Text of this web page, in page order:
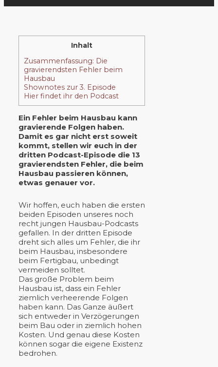
Inhalt
Zusammenfassung: Die
gravierendsten Fehler beim
Hausbau
Shownotes zur 3. Episode
Hier findet ihr den Podcast
Ein Fehler beim Hausbau kann
gravierende Folgen haben.
Damit es gar nicht erst soweit
kommt, stellen wir euch in der
dritten Podcast-Episode die 13
gravierendsten Fehler, die beim
Hausbau passieren können,
etwas genauer vor.
Wir hoffen, euch haben die ersten
beiden Episoden unseres noch
recht jungen Hausbau-Podcasts
gefallen. In der dritten Episode
dreht sich alles um Fehler, die ihr
beim Hausbau, insbesondere
beim Fertigbau, unbedingt
vermeiden solltet.
Das große Problem beim
Hausbau ist, dass ein Fehler
ziemlich verheerende Folgen
haben kann. Das Ganze äußert
sich entweder in Verzögerungen
beim Bau oder in ziemlich hohen
Kosten. Und genau diese Kosten
können sogar die eigene Existenz
bedrohen.